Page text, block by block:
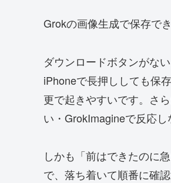
Grokの画像生成で保存で
ダウンロードボタンがな
iPhoneで長押ししても保
更で起きやすいです。さ
い・GrokImagineで反応
しかも「前はできたのに
で、落ち着いて順番に確